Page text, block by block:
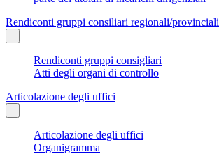
Rendiconti gruppi consiliari regionali/provinciali
Rendiconti gruppi consigliari
Atti degli organi di controllo
Articolazione degli uffici
Articolazione degli uffici
Organigramma